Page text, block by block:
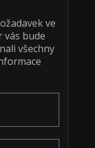
ve
vás bude
všechny